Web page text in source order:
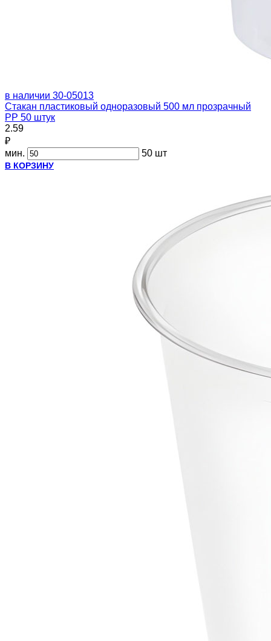
в наличии 30-05013
Стакан пластиковый одноразовый 500 мл прозрачный
PP 50 штук
2.59
₽
мин.
50 шт
В КОРЗИНУ